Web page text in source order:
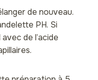
de nouveau.
PH. Si
de l’acide